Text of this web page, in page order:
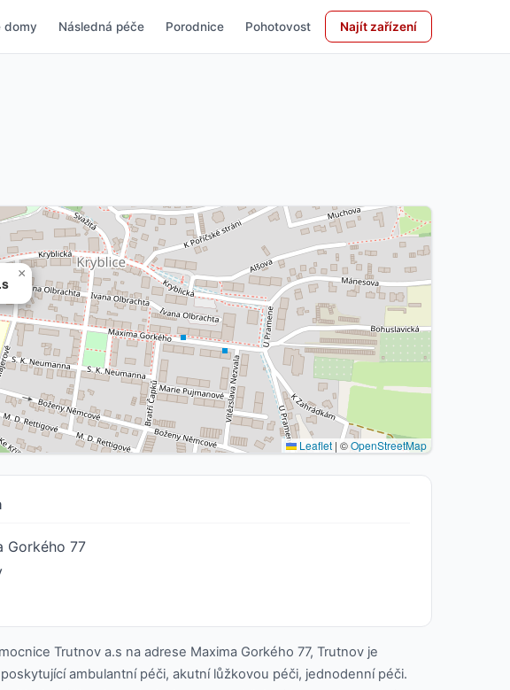
domy Následná péče Porodnice Pohotovost Najít zařízení
×
Leaflet | ©OpenStreetMap
Gorkého 77
Trutnov a.s na adrese Maxima Gorkého 77, Trutnov je
ambulantní péči, akutní lůžkovou péči, jednodenní péči.